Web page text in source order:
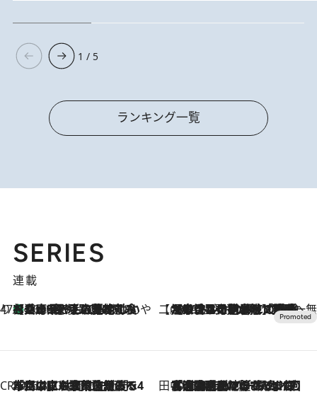
1 / 5
ランキング一覧
SERIES
連載
47都道府県の手みやげ ひんやりスイーツで夏を満喫
2026.8.8
【兵庫県】この夏絶対食べたい 冷やしておいしいおやつ3選 淡路島の恵みをジェラートに集約 【CREA×星野リゾート】唯一無二。癒しと発見が待つ場所へ
2026.8.7
【トンボの足水浴】ヒノキの香りに包まれて涼感マックス！約13℃の湧水かけ流しを避暑地「星野温泉 トンボの湯」で体験
CREA'S CHOICE
2026.8.7
「立川にも歌舞伎があるんだよ」 片岡仁左衛門・市川中車ら豪華座組みで4年目の立川立飛歌舞伎へ 田中稲の勝手に再ブーム
2026.8.7
「湘南乃風に憧れて」観客大盛上がりの“タオル回し”に、ラッパー顔負けの高速歌唱まで…さだまさし（74）のアグレッシブすぎる現在地